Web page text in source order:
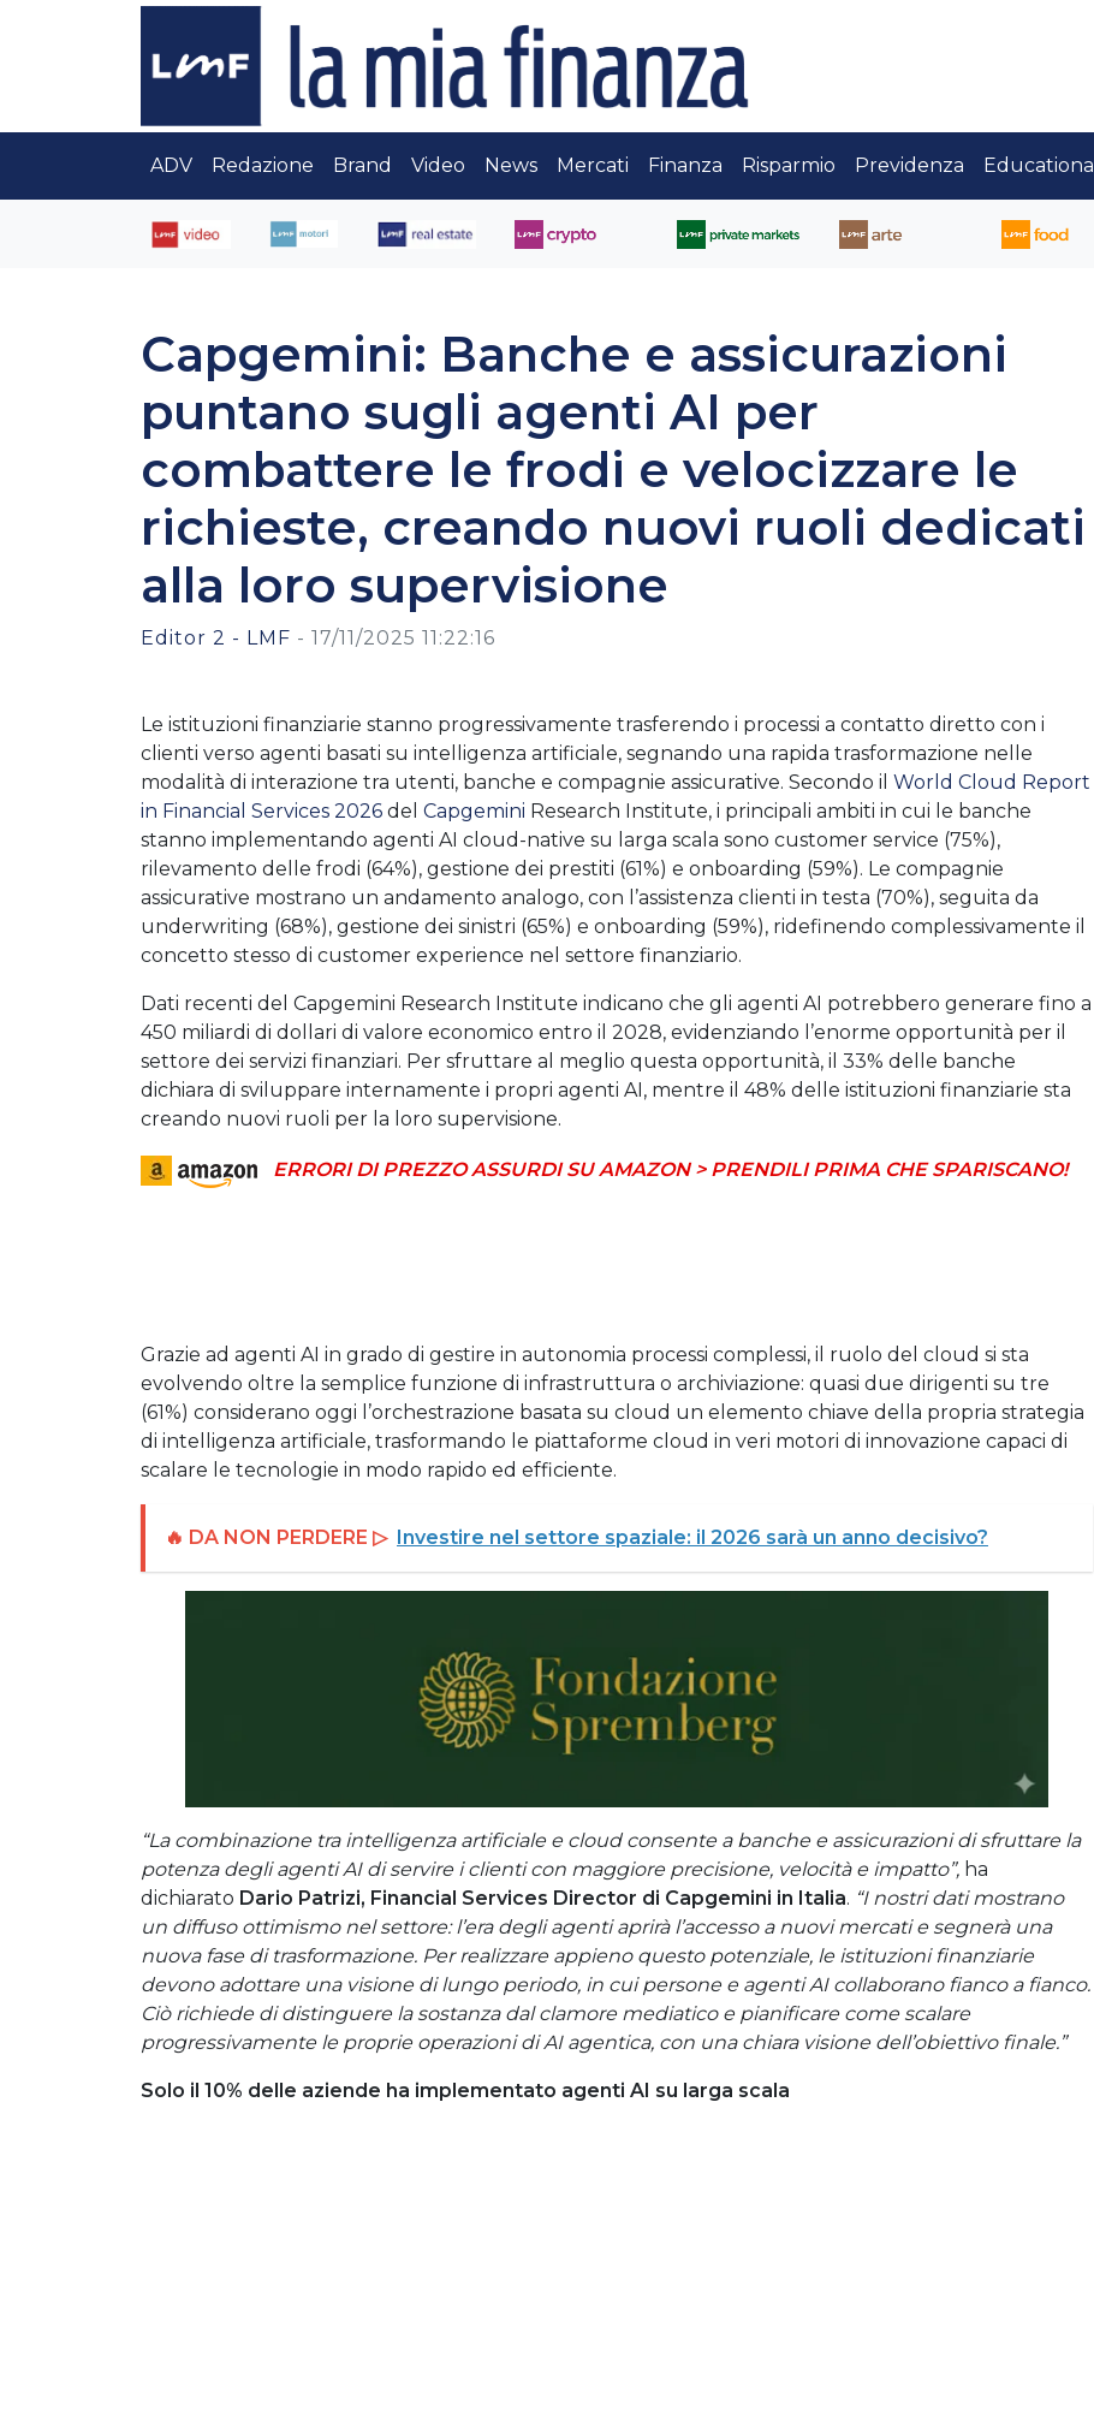
ADV Redazione Brand Video News Mercati Finanza Risparmio Previdenza Educational
Capgemini: Banche e assicurazioni
puntano sugli agenti AI per
combattere le frodi e velocizzare le
richieste, creando nuovi ruoli dedicati
alla loro supervisione
Editor 2 - LMF - 17/11/2025 11:22:16
Le istituzioni finanziarie stanno progressivamente trasferendo i processi a contatto diretto con i
clienti verso agenti basati su intelligenza artificiale, segnando una rapida trasformazione nelle
modalità di interazione tra utenti, banche e compagnie assicurative. Secondo il World Cloud Report
in Financial Services 2026 del Capgemini Research Institute, i principali ambiti in cui le banche
stanno implementando agenti AI cloud-native su larga scala sono customer service (75%),
rilevamento delle frodi (64%), gestione dei prestiti (61%) e onboarding (59%). Le compagnie
assicurative mostrano un andamento analogo, con l’assistenza clienti in testa (70%), seguita da
underwriting (68%), gestione dei sinistri (65%) e onboarding (59%), ridefinendo complessivamente il
concetto stesso di customer experience nel settore finanziario.
Dati recenti del Capgemini Research Institute indicano che gli agenti AI potrebbero generare fino a
450 miliardi di dollari di valore economico entro il 2028, evidenziando l’enorme opportunità per il
settore dei servizi finanziari. Per sfruttare al meglio questa opportunità, il 33% delle banche
dichiara di sviluppare internamente i propri agenti AI, mentre il 48% delle istituzioni finanziarie sta
creando nuovi ruoli per la loro supervisione.
ERRORI DI PREZZO ASSURDI SU AMAZON > PRENDILI PRIMA CHE SPARISCANO!
Grazie ad agenti AI in grado di gestire in autonomia processi complessi, il ruolo del cloud si sta
evolvendo oltre la semplice funzione di infrastruttura o archiviazione: quasi due dirigenti su tre
(61%) considerano oggi l’orchestrazione basata su cloud un elemento chiave della propria strategia
di intelligenza artificiale, trasformando le piattaforme cloud in veri motori di innovazione capaci di
scalare le tecnologie in modo rapido ed efficiente.
🔥 DA NON PERDERE ▷ Investire nel settore spaziale: il 2026 sarà un anno decisivo?
“La combinazione tra intelligenza artificiale e cloud consente a banche e assicurazioni di sfruttare la
potenza degli agenti AI di servire i clienti con maggiore precisione, velocità e impatto”, ha
dichiarato Dario Patrizi, Financial Services Director di Capgemini in Italia. “I nostri dati mostrano
un diffuso ottimismo nel settore: l’era degli agenti aprirà l’accesso a nuovi mercati e segnerà una
nuova fase di trasformazione. Per realizzare appieno questo potenziale, le istituzioni finanziarie
devono adottare una visione di lungo periodo, in cui persone e agenti AI collaborano fianco a fianco.
Ciò richiede di distinguere la sostanza dal clamore mediatico e pianificare come scalare
progressivamente le proprie operazioni di AI agentica, con una chiara visione dell’obiettivo finale.”
Solo il 10% delle aziende ha implementato agenti AI su larga scala